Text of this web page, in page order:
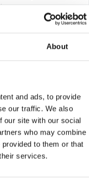
About
and ads, to provide
our traffic. We also
our site with our social
who may combine
provided to them or that
services.
mora:20 m
Dramalj
mora:20 m
OF